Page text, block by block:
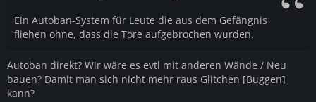
Ein Autoban-System für Leute die aus dem Gefängnis
fliehen ohne, dass die Tore aufgebrochen wurden.
Autoban direkt? Wir wäre es evtl mit anderen Wände / Neu
bauen? Damit man sich nicht mehr raus Glitchen [Buggen]
kann?